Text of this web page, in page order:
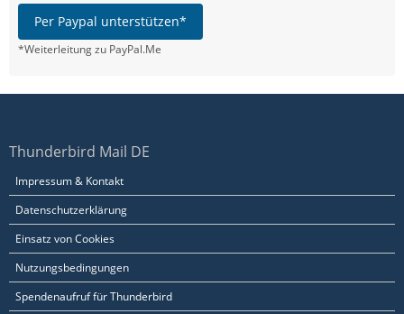
Per Paypal unterstützen*
*Weiterleitung zu PayPal.Me
Thunderbird Mail DE
Impressum & Kontakt
Datenschutzerklärung
Einsatz von Cookies
Nutzungsbedingungen
Spendenaufruf für Thunderbird